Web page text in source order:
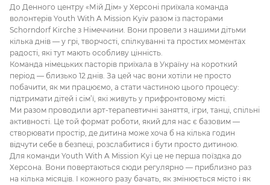
До Денного центру «Мій Дім» у Херсоні приїхала команда
волонтерів Youth With A Mission Kyiv разом із пасторами
Schorndorf Kirche з Німеччини. Вони провели з нашими дітьми
кілька днів — у грі, творчості, спілкуванні та простих моментах
радості, які тут мають особливу цінність.
Команда німецьких пасторів приїхала в Україну на короткий
період — близько 12 днів. За цей час вони хотіли не просто
побачити, як ми працюємо, а стати частиною цього процесу:
підтримати дітей і сім’ї, які живуть у прифронтовому місті.
Ми разом проводили арт-терапевтичні заняття, ігри, танці, спільні
активності. Це той формат роботи, який для нас є базовим —
створювати простір, де дитина може хоча б на кілька годин
відчути себе в безпеці, розслабитися і бути просто дитиною.
Для команди Youth With A Mission Kyi це не перша поїздка до
Херсона. Вони повертаються сюди регулярно — приблизно раз
на кілька місяців. І кожного разу бачать, як змінюється місто і як